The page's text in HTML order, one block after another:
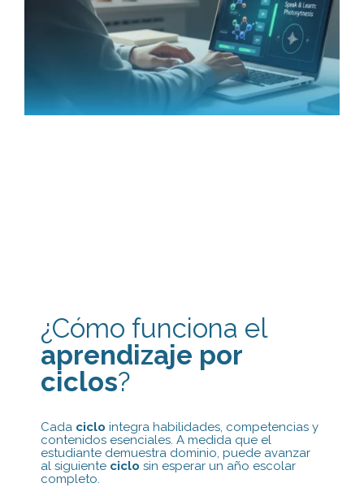
¿Cómo funciona el
aprendizaje por
ciclos?
Cada ciclo integra habilidades, competencias y
contenidos esenciales. A medida que el
estudiante demuestra dominio, puede avanzar
al siguiente ciclo sin esperar un año escolar
completo.